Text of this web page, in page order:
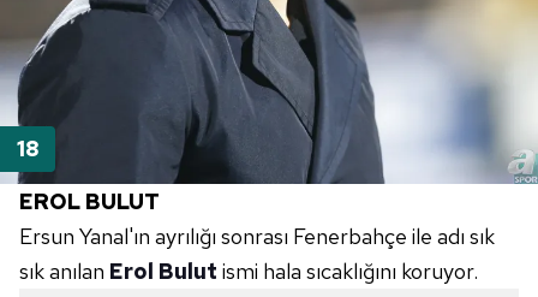
EROL BULUT
Ersun Yanal'ın ayrılığı sonrası Fenerbahçe ile adı sık
sık anılan Erol Bulut ismi hala sıcaklığını koruyor.